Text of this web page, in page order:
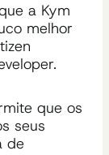
a Kym
melhor
que os
seus
de